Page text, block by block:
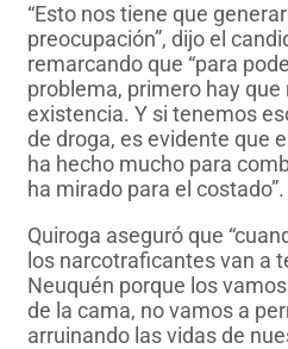
“Esto nos tiene que
preocupación”, dijo el
remarcando que “para
problema, primero hay que
existencia. Y si tenemos
de droga, es evidente que
ha hecho mucho para
ha mirado para el costado”.
Quiroga aseguró que
los narcotraficantes van a
Neuquén porque los
de la cama, no vamos a
arruinando las vidas de